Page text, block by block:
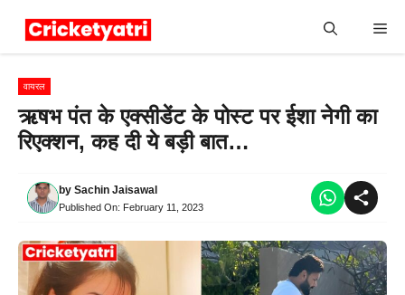
वायरल
ऋषभ पंत के एक्सीडेंट के पोस्ट पर ईशा नेगी का
रिएक्शन, कह दी ये बड़ी बात…
by Sachin Jaisawal
Published On: February 11, 2023